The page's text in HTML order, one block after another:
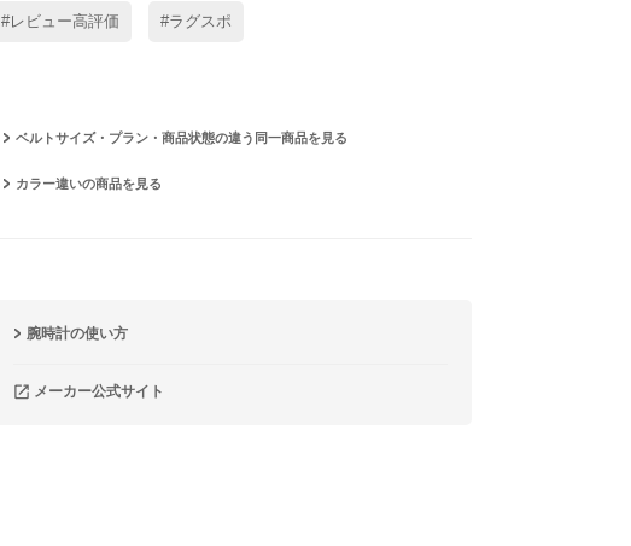
#レビュー高評価 #ラグスポ
ベルトサイズ・プラン・商品状態の違う同一商品を見る
カラー違いの商品を見る
腕時計の使い方
メーカー公式サイト